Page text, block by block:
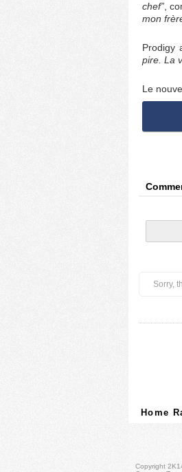
chef” ,
mon
Prodigy
pire. La
Le
Sorry,
Home
Copyright